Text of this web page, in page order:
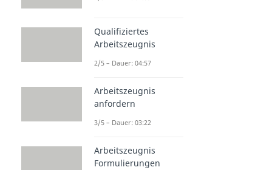
Qualifiziertes
Arbeitszeugnis
2/5 – Dauer: 04:57
Arbeitszeugnis
anfordern
3/5 – Dauer: 03:22
Arbeitszeugnis
Formulierungen